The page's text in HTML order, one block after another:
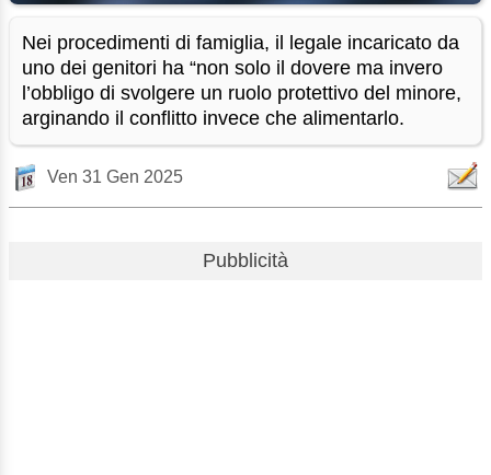
Nei procedimenti di famiglia, il legale incaricato da
uno dei genitori ha “non solo il dovere ma invero
l’obbligo di svolgere un ruolo protettivo del minore,
arginando il conflitto invece che alimentarlo.
Ven 31 Gen 2025
Pubblicità